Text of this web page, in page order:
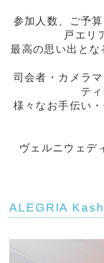
参加人数、ご予
戸エリ
最高の思い出と
司会者・カメラ
テ
様々なお手伝い
ヴェルニウェデ
ALEGRIA